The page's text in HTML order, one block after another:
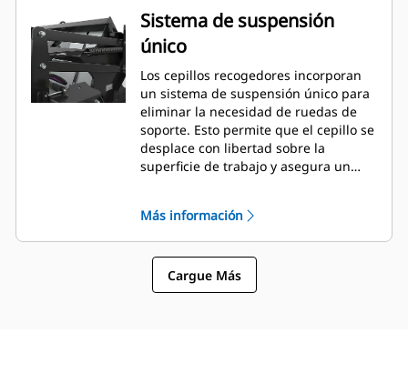
Sistema de suspensión
único
Los cepillos recogedores incorporan
un sistema de suspensión único para
eliminar la necesidad de ruedas de
soporte. Esto permite que el cepillo se
desplace con libertad sobre la
superficie de trabajo y asegura un
Más información
Cargue Más